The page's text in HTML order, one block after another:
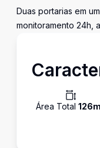
Duas portarias em
monitoramento 24h,
Área Total 126